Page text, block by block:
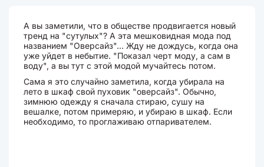
А вы заметили, что в обществе продвигается новый
тренд на "сутулых"? А эта мешковидная мода под
названием "Оверсайз"... Жду не дождусь, когда она
уже уйдет в небытие. "Показал черт моду, а сам в
воду", а вы тут с этой модой мучайтесь потом.
Сама я это случайно заметила, когда убирала на
лето в шкаф свой пуховик "оверсайз". Обычно,
зимнюю одежду я сначала стираю, сушу на
вешалке, потом примеряю, и убираю в шкаф. Если
необходимо, то проглаживаю отпаривателем.